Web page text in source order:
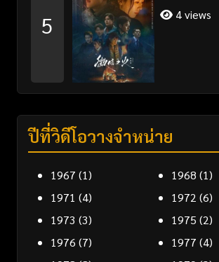
5
4 views
ปีที่วิดีโอวางจำหน่าย
1967 (1) 1968 (1)
1971 (4) 1972 (6)
1973 (3) 1975 (2)
1976 (7) 1977 (4)